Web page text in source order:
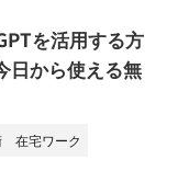
を活用する方
日から使える無
在宅ワーク